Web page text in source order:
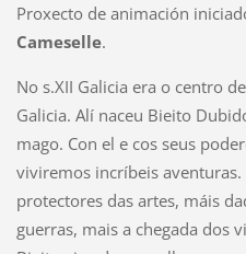
Proxecto de animación
Cameselle.
No s.XII Galicia era o centro
Galicia. Alí naceu Bieito
mago. Con el e cos seus
viviremos incríbeis aventuras.
protectores das artes, máis
guerras, mais a chegada dos